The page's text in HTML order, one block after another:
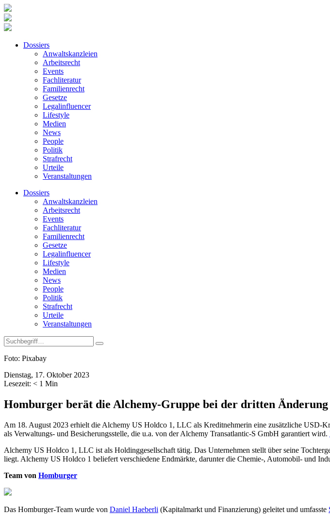
Dossiers
Anwaltskanzleien
Arbeitsrecht
Events
Fachliteratur
Familienrecht
Gesetze
Legalinfluencer
Lifestyle
Medien
News
People
Politik
Strafrecht
Urteile
Veranstaltungen
Dossiers
Anwaltskanzleien
Arbeitsrecht
Events
Fachliteratur
Familienrecht
Gesetze
Legalinfluencer
Lifestyle
Medien
News
People
Politik
Strafrecht
Urteile
Veranstaltungen
Foto: Pixabay
Dienstag, 17. Oktober 2023
Lesezeit: < 1 Min
Homburger berät die Alchemy-Gruppe bei der dritten
Am 18. August 2023 erhielt die Alchemy US Holdco 1, LLC als Kreditnehmerin eine zusätzliche USD-
als Verwaltungs- und Besicherungsstelle, die u.a. von der Alchemy Transatlantic-S GmbH garantiert wird.
Alchemy US Holdco 1, LLC ist als Holdinggesellschaft tätig. Das Unternehmen stellt über seine
liegt. Alchemy US Holdco 1 beliefert verschiedene Endmärkte, darunter die Chemie-, Automobil- und
Team von Homburger
Das Homburger-Team wurde von Daniel Haeberli (Kapitalmarkt und Finanzierung) geleitet und umfasste